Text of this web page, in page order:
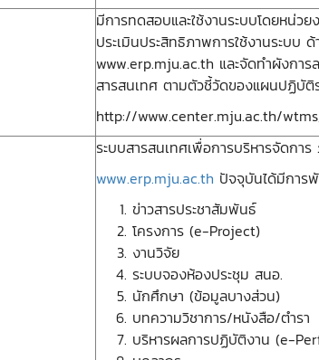
มีการทดสอบและใช้งานระบบโดยหน่ว
ประเมินประสิทธิภาพการใช้งานระบบ
www.erp.mju.ac.th และจัดทำผังกา
สารสนเทศ ตามตัวชี้วัดของแผนปฏิบัติ
http://www.center.mju.ac.th/
ระบบสารสนเทศเพื่อการบริหารจัดการ
www.erp.mju.ac.th ปัจจุบันได้มีการ
ข่าวสารประชาสัมพันธ์
โครงการ (e-Project)
งานวิจัย
ระบบจองห้องประชุม สนอ.
นักศึกษา (ข้อมูลบางส่วน)
บทความวิชาการ/หนังสือ/ตำรา
บริหารผลการปฏิบัติงาน (e-